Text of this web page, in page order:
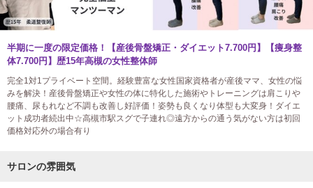
半期に一度の限定価格！【産後骨盤矯正・ダイエット7.700円】【痩身整
体7.700円】歴15年高槻の女性整体師
完全1対1プライベート空間。経験豊富な女性国家資格者が産後ママ、女性の悩
みを解決！産後骨盤矯正や女性の体に特化した施術やトレーニングは肩こりや
腰痛、尿もれなど不調も改善し好評価！姿勢も良くなり体型も大変身！ダイエ
ット成功者続出中☆高槻市駅スグで子連れ◎遠方からの通う気がない方は初回
価格対応外の場合有り
サロンの雰囲気